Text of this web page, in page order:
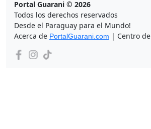
Portal Guarani © 2026
Todos los derechos reservados
Desde el Paraguay para el Mundo!
Acerca de PortalGuarani.com | Centro de